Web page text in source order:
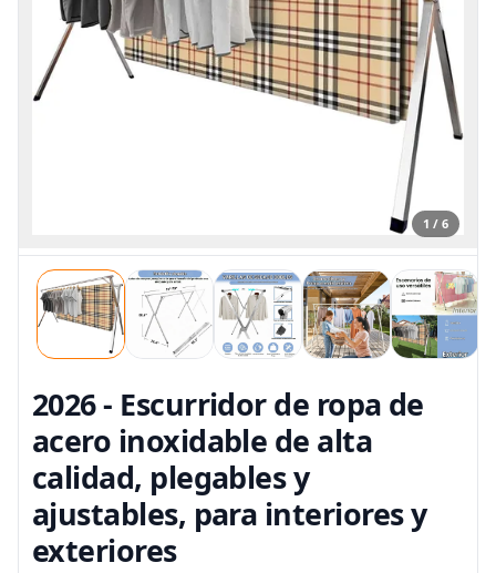
1 / 6
2026 - Escurridor de ropa de
acero inoxidable de alta
calidad, plegables y
ajustables, para interiores y
exteriores